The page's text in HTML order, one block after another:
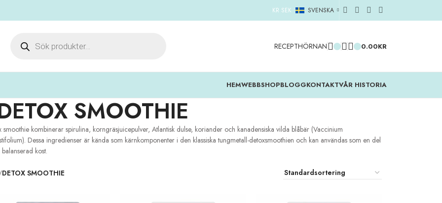
KR SEK SVENSKA
RECEPTHÖRNAN 0.00KR
HEMWEBBSHOPBLOGGKONTAKTVÅR HISTORIA
SMOOTHIE
smoothie kombinerar spirulina, korngräsjuicepulver, Atlantisk dulse, koriander och kanadensiska vilda blåbär (Vaccinium
Dessa ingredienser är kända som kärnkomponenter i den klassiska tungmetall-detoxsmoothien och kan användas som en del
kost.
DETOX SMOOTHIE